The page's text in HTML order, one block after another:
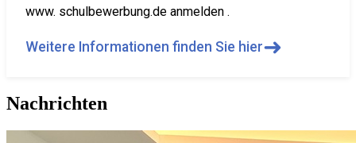
www. schulbewerbung.de anmelden .
Weitere Informationen finden Sie hier➜
Nachrichten